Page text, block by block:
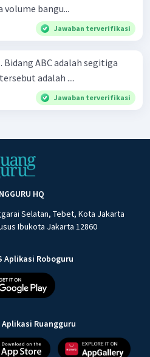
volume bangu...
Jawaban terverifikasi
Bidang ABC adalah segitiga
siku-siku. Volume bangun tersebut adalah ....
Jawaban terverifikasi
HQ
Selatan, Tebet, Kota Jakarta
Ibukota Jakarta 12860
Aplikasi Roboguru
Aplikasi Ruangguru